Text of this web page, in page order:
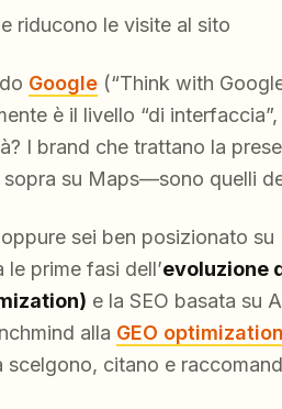
riducono le visite al sito
Google (“Think with
è il livello “di
I brand che trattano la
su Maps—sono quelli
sei ben posizionato
prime fasi dell’evoluzione
e la SEO basata su
alla GEO optimization
citano e